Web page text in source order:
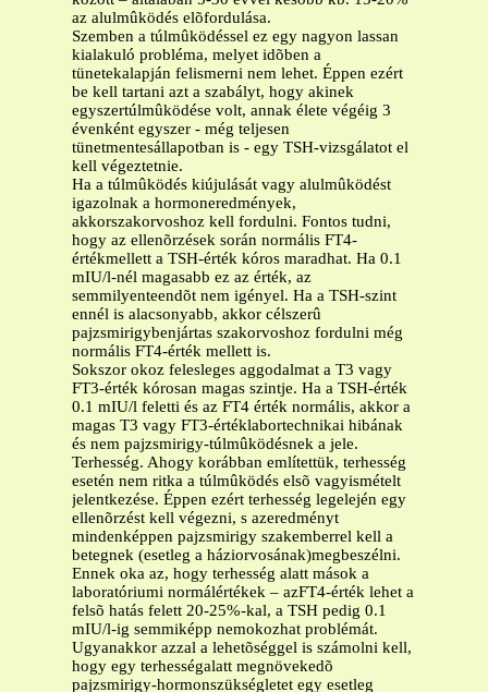
az alulmûködés elõfordulása.
Szemben a túlmûködéssel ez egy nagyon lassan
kialakuló probléma, melyet idõben a
tünetekalapján felismerni nem lehet. Éppen ezért
be kell tartani azt a szabályt, hogy akinek
egyszertúlmûködése volt, annak élete végéig 3
évenként egyszer - még teljesen
tünetmentesállapotban is - egy TSH-vizsgálatot el
kell végeztetnie.
Ha a túlmûködés kiújulását vagy alulmûködést
igazolnak a hormoneredmények,
akkorszakorvoshoz kell fordulni. Fontos tudni,
hogy az ellenõrzések során normális FT4-
értékmellett a TSH-érték kóros maradhat. Ha 0.1
mIU/l-nél magasabb ez az érték, az
semmilyenteendõt nem igényel. Ha a TSH-szint
ennél is alacsonyabb, akkor célszerû
pajzsmirigybenjártas szakorvoshoz fordulni még
normális FT4-érték mellett is.
Sokszor okoz felesleges aggodalmat a T3 vagy
FT3-érték kórosan magas szintje. Ha a TSH-érték
0.1 mIU/l feletti és az FT4 érték normális, akkor a
magas T3 vagy FT3-értéklabortechnikai hibának
és nem pajzsmirigy-túlmûködésnek a jele.
Terhesség. Ahogy korábban említettük, terhesség
esetén nem ritka a túlmûködés elsõ vagyismételt
jelentkezése. Éppen ezért terhesség legelején egy
ellenõrzést kell végezni, s azeredményt
mindenképpen pajzsmirigy szakemberrel kell a
betegnek (esetleg a háziorvosának)megbeszélni.
Ennek oka az, hogy terhesség alatt mások a
laboratóriumi normálértékek – azFT4-érték lehet a
felsõ hatás felett 20-25%-kal, a TSH pedig 0.1
mIU/l-ig semmiképp nemokozhat problémát.
Ugyanakkor azzal a lehetõséggel is számolni kell,
hogy egy terhességalatt megnövekedõ
pajzsmirigy-hormonszükségletet egy esetleg